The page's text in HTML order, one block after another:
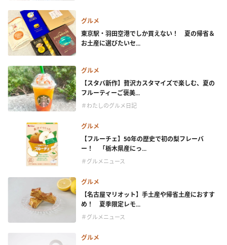
グルメ
東京駅・羽田空港でしか買えない！ 夏の帰省＆
お土産に選びたいセ...
グルメ
【スタバ新作】贅沢カスタマイズで楽しむ、夏の
フルーティーご褒美...
＃わたしのグルメ日記
グルメ
【フルーチェ】50年の歴史で初の梨フレーバ
ー！ 「栃木県産にっ...
＃グルメニュース
グルメ
【名古屋マリオット】手土産や帰省土産におすす
め！ 夏季限定レモ...
＃グルメニュース
グルメ